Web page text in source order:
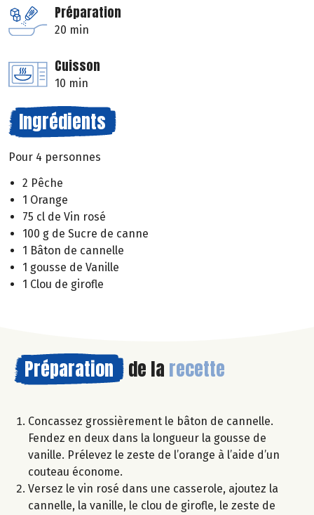
Préparation
20 min
Cuisson
10 min
Ingrédients
Pour 4 personnes
2 Pêche
1 Orange
75 cl de Vin rosé
100 g de Sucre de canne
1 Bâton de cannelle
1 gousse de Vanille
1 Clou de girofle
Préparation de la recette
Concassez grossièrement le bâton de cannelle.
Fendez en deux dans la longueur la gousse de
vanille. Prélevez le zeste de l’orange à l’aide d’un
couteau économe.
Versez le vin rosé dans une casserole, ajoutez la
cannelle, la vanille, le clou de girofle, le zeste de